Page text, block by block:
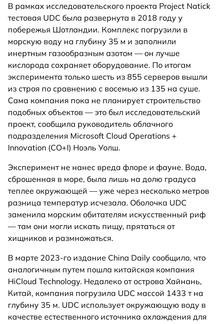
В рамках исследовательского проекта Project Natick
тестовая UDC была развернута в 2018 году у
побережья Шотландии. Комплекс погрузили в
морскую воду на глубину 35 м и заполнили
инертным газообразным азотом — он лучше
кислорода сохраняет оборудование. По итогам
эксперимента только шесть из 855 серверов вышли
из строя по сравнению с восемью из 135 на суше.
Сама компания пока не планирует строительство
подобных объектов — это был исследовательский
проект, сообщила руководитель облачного
подразделения Microsoft Cloud Operations +
Innovation (CO+I) Ноэль Уолш.
Эксперимент не нанес вреда флоре и фауне. Вода,
сброшенная в море, была лишь на долю градуса
теплее окружающей — уже через несколько метров
разница температур исчезала. Оболочка UDC
заменила морским обитателям искусственный риф
— там они могли искать пищу, прятаться от
хищников и размножаться.
В марте 2023-го издание China Daily сообщило, что
аналогичным путем пошла китайская компания
HiCloud Technology. Недалеко от острова Хайнань,
Китай, компания погрузила UDC массой 1433 т на
глубину 35 м. UDC использует окружающую воду в
качестве естественного источника охлаждения для